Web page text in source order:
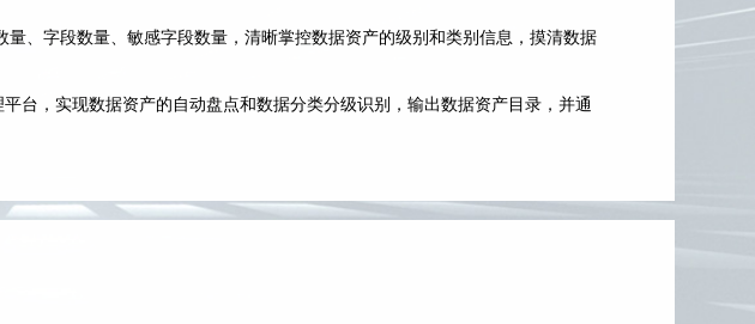
、字段数量、敏感字段数量，清晰掌控数据资产的级别和类别信息，摸清数据
台，实现数据资产的自动盘点和数据分类分级识别，输出数据资产目录，并通